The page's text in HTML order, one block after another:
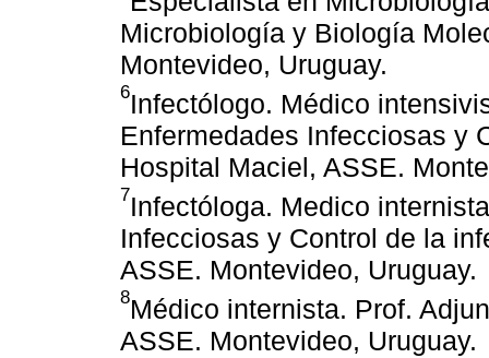
Microbiología y Biología
Montevideo, Uruguay.
6Infectólogo. Médico
Enfermedades Infecciosas y
Hospital Maciel, ASSE.
7Infectóloga. Medico
Infecciosas y Control de la
ASSE. Montevideo, Uruguay.
8Médico internista. Prof.
ASSE. Montevideo, Uruguay.